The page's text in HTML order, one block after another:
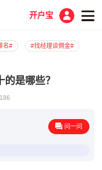
开户宝
名# #找经理谈佣金#
是哪些？
问一问